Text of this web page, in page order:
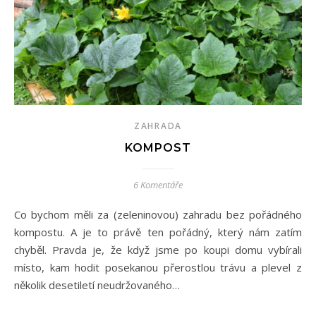
ZAHRADA
KOMPOST
6 Komentáře
Co bychom měli za (zeleninovou) zahradu bez pořádného
kompostu. A je to právě ten pořádný, který nám zatím
chyběl. Pravda je, že když jsme po koupi domu vybírali
místo, kam hodit posekanou přerostlou trávu a plevel z
několik desetiletí neudržovaného…